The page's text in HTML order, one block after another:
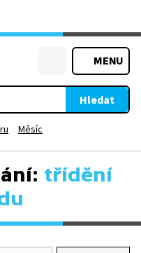
MENU
Hledat
Měsíc
třídění